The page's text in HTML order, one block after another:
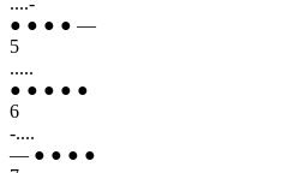
● ● ● ● —
5
.....
● ● ● ● ●
6
-....
— ● ● ● ●